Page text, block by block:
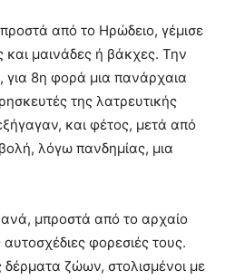
από το Ηρώδειο, γέμισε
και μαινάδες ή βάκχες. Την
για 8η φορά μια πανάρχαια
της λατρευτικής
και φέτος, μετά από
λόγω πανδημίας, μια
μπροστά από το αρχαίο
φορεσιές τους.
ζώων, στολισμένοι με